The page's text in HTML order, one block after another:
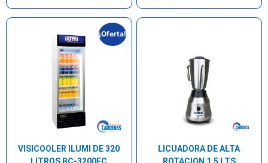
¡Oferta!
VISICOOLER ILUMI DE 320
LICUADORA DE ALTA